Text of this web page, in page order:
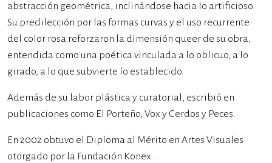
abstracción geométrica, inclinándose hacia lo artificioso.
Su predilección por las formas curvas y el uso recurrente
del color rosa reforzaron la dimensión queer de su obra,
entendida como una poética vinculada a lo oblicuo, a lo
girado, a lo que subvierte lo establecido.
Además de su labor plástica y curatorial, escribió en
publicaciones como El Porteño, Vox y Cerdos y Peces.
En 2002 obtuvo el Diploma al Mérito en Artes Visuales
otorgado por la Fundación Konex.